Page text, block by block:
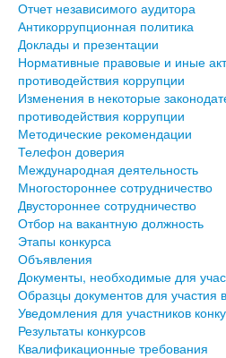
Отчет независимого аудитора
Антикоррупционная политика
Доклады и презентации
Нормативные правовые и иные
противодействия коррупции
Изменения в некоторые
противодействия коррупции
Методические рекомендации
Телефон доверия
Международная деятельность
Многостороннее сотрудничество
Двустороннее сотрудничество
Отбор на вакантную должность
Этапы конкурса
Объявления
Документы, необходимые для
Образцы документов для участия
Уведомления для участников
Результаты конкурсов
Квалификационные требования